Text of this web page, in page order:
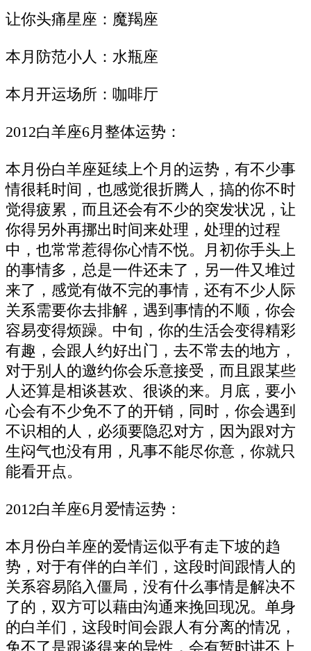
让你头痛星座：魔羯座
本月防范小人：水瓶座
本月开运场所：咖啡厅
2012白羊座6月整体运势：
本月份白羊座延续上个月的运势，有不少事
情很耗时间，也感觉很折腾人，搞的你不时
觉得疲累，而且还会有不少的突发状况，让
你得另外再挪出时间来处理，处理的过程
中，也常常惹得你心情不悦。月初你手头上
的事情多，总是一件还未了，另一件又堆过
来了，感觉有做不完的事情，还有不少人际
关系需要你去排解，遇到事情的不顺，你会
容易变得烦躁。中旬，你的生活会变得精彩
有趣，会跟人约好出门，去不常去的地方，
对于别人的邀约你会乐意接受，而且跟某些
人还算是相谈甚欢、很谈的来。月底，要小
心会有不少免不了的开销，同时，你会遇到
不识相的人，必须要隐忍对方，因为跟对方
生闷气也没有用，凡事不能尽你意，你就只
能看开点。
2012白羊座6月爱情运势：
本月份白羊座的爱情运似乎有走下坡的趋
势，对于有伴的白羊们，这段时间跟情人的
关系容易陷入僵局，没有什么事情是解决不
了的，双方可以藉由沟通来挽回现况。单身
的白羊们，这段时间会跟人有分离的情况，
免不了是跟谈得来的异性，会有暂时讲不上